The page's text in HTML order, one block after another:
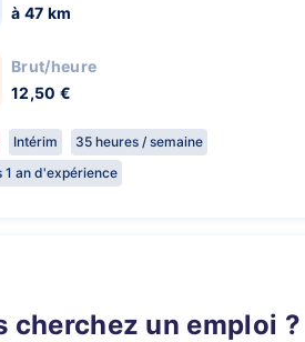
à 47 km
Brut/heure
12,50 €
Intérim
35 heures / semaine
1 an d'expérience
cherchez un emploi ?